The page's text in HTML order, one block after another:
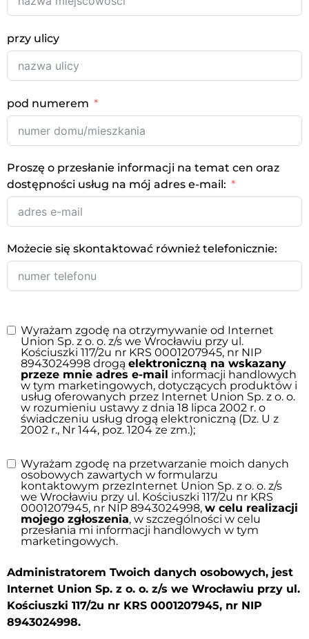
przy ulicy
pod numerem
Proszę o przesłanie informacji na temat cen oraz
dostępności usług na mój adres e-mail:
Możecie się skontaktować również telefonicznie:
Wyrażam zgodę na otrzymywanie od Internet
Union Sp. z o. o. z/s we Wrocławiu przy ul.
Kościuszki 117/2u nr KRS 0001207945, nr NIP
8943024998 drogą elektroniczną na wskazany
przeze mnie adres e-mail informacji handlowych
w tym marketingowych, dotyczących produktów i
usług oferowanych przez Internet Union Sp. z o. o.
w rozumieniu ustawy z dnia 18 lipca 2002 r. o
świadczeniu usług drogą elektroniczną (Dz. U z
2002 r., Nr 144, poz. 1204 ze zm.);
Wyrażam zgodę na przetwarzanie moich danych
osobowych zawartych w formularzu
kontaktowym przezInternet Union Sp. z o. o. z/s
we Wrocławiu przy ul. Kościuszki 117/2u nr KRS
0001207945, nr NIP 8943024998, w celu realizacji
mojego zgłoszenia, w szczególności w celu
przesłania mi informacji handlowych w tym
marketingowych.
Administratorem Twoich danych osobowych, jest
Internet Union Sp. z o. o. z/s we Wrocławiu przy ul.
Kościuszki 117/2u nr KRS 0001207945, nr NIP
8943024998.